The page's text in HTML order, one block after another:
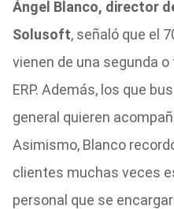
Ángel Blanco, director
Solusoft, señaló que el
vienen de una segunda
ERP. Además, los que
general quieren
Asimismo, Blanco
clientes muchas veces
personal que se